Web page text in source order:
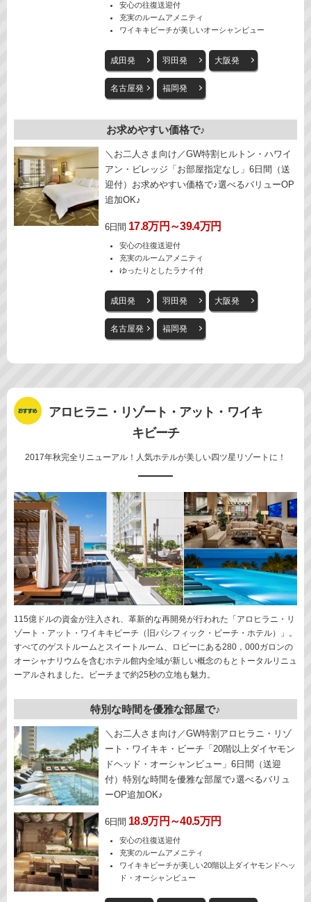
安心の往復送迎付
充実のルームアメニティ
ワイキキビーチが美しいオーシャンビュー
成田発 羽田発 大阪発
名古屋発 福岡発
お求めやすい価格で♪
＼お二人さま向け／GW特割ヒルトン・ハワイ
アン・ビレッジ「お部屋指定なし」6日間（送
迎付）お求めやすい価格で♪選べるバリューOP
追加OK♪
6日間 17.8万円～39.4万円
安心の往復送迎付
充実のルームアメニティ
ゆったりとしたラナイ付
成田発 羽田発 大阪発
名古屋発 福岡発
アロヒラニ・リゾート・アット・ワイキ
キビーチ
2017年秋完全リニューアル！人気ホテルが美しい四ツ星リゾートに！
115億ドルの資金が注入され、革新的な再開発が行われた「アロヒラニ・リ
ゾート・アット・ワイキキビーチ（旧パシフィック・ビーチ・ホテル）」。
すべてのゲストルームとスイートルーム、ロビーにある280，000ガロンの
オーシャナリウムを含むホテル館内全域が新しい概念のもとトータルリニュ
ーアルされました。ビーチまで約25秒の立地も魅力。
特別な時間を優雅な部屋で♪
＼お二人さま向け／GW特割アロヒラニ・リゾ
ート・ワイキキ・ビーチ「20階以上ダイヤモン
ドヘッド・オーシャンビュー」6日間（送迎
付）特別な時間を優雅な部屋で♪選べるバリュ
ーOP追加OK♪
6日間 18.9万円～40.5万円
安心の往復送迎付
充実のルームアメニティ
ワイキキビーチが美しい20階以上ダイヤモンドヘッ
ド・オーシャンビュー